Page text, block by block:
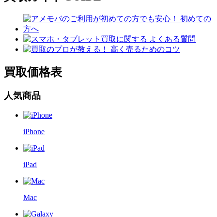
買取価格表
人気商品
iPhone
iPad
Mac